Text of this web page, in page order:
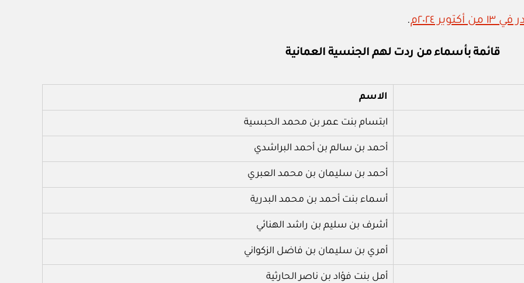
.
قائمة بأسماء من ردت لهم الجنسية العمانية
الاسم
ابتسام بنت عمر بن محمد الحبسية
أحمد بن سالم بن أحمد البراشدي
أحمد بن سليمان بن محمد العبري
أسماء بنت أحمد بن محمد البدرية
أشرف بن سليم بن راشد الهنائي
أمري بن سليمان بن فاضل الزكواني
أمل بنت فؤاد بن ناصر الحارثية